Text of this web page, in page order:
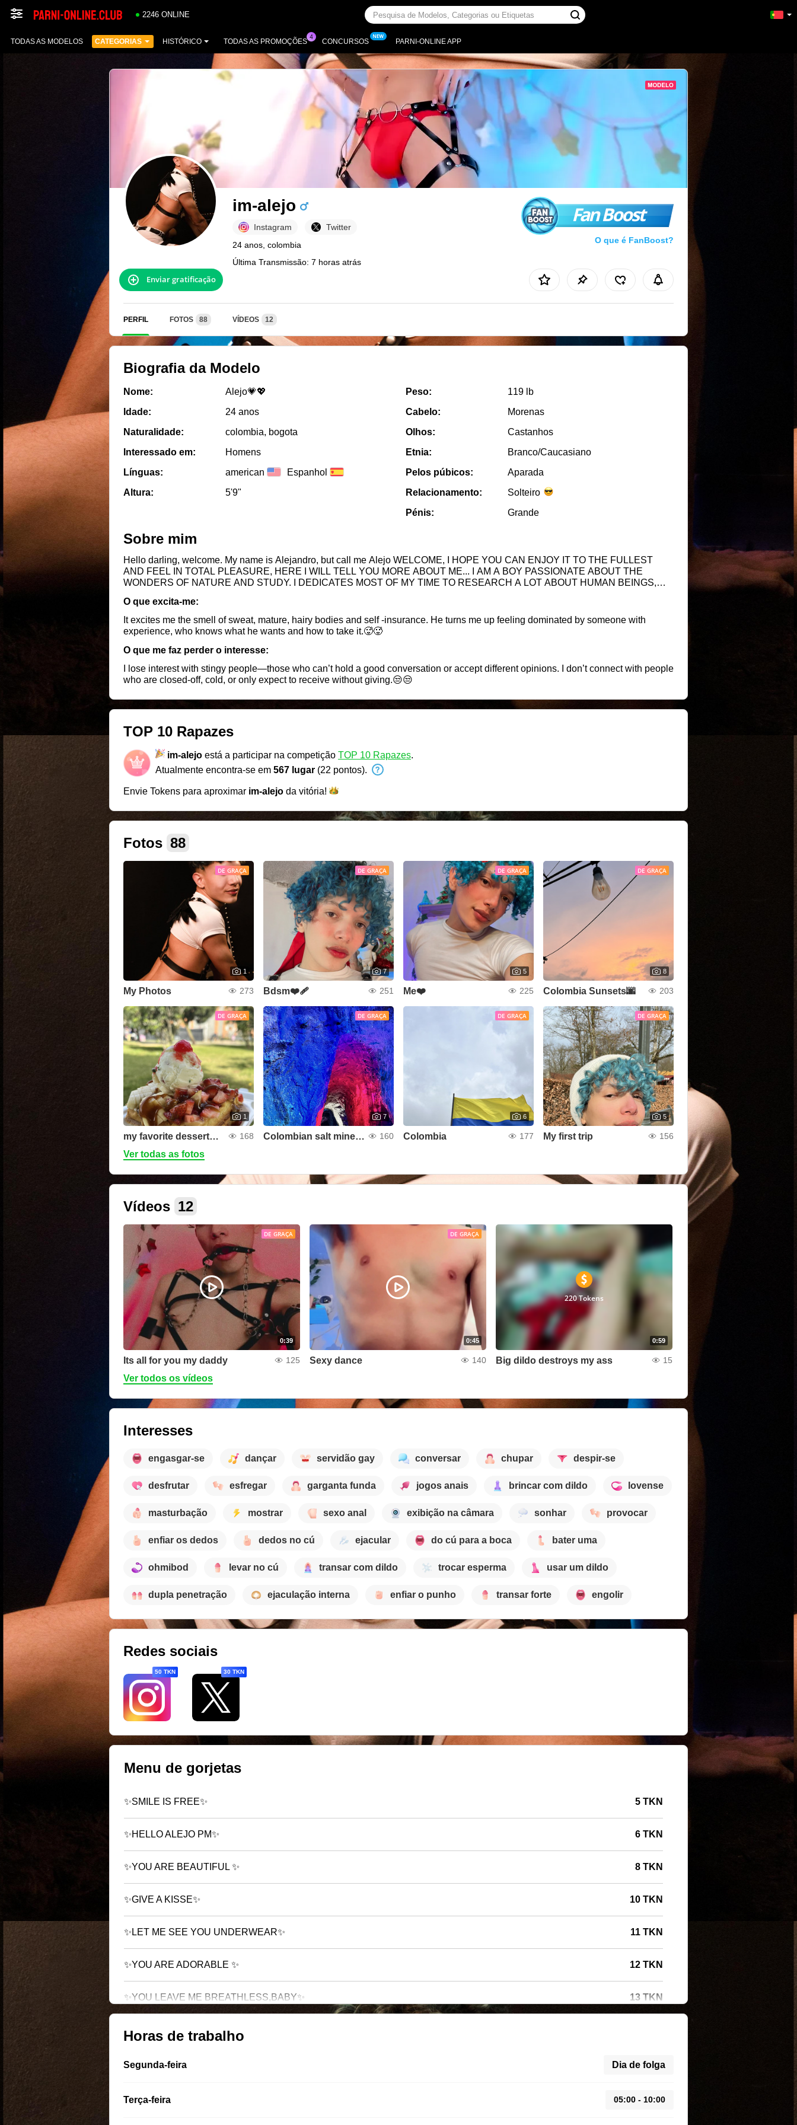
2246 ONLINE
TODAS AS MODELOS CATEGORIAS HISTÓRICO TODAS AS PROMOÇÕES CONCURSOS PARNI-ONLINE APP
im-alejo
Instagram
Twitter
24 anos, colombia
Última Transmissão: 7 horas atrás
Fan Boost
O que é FanBoost?
Enviar gratificação
PERFIL FOTOS 88 VÍDEOS 12
Biografia da Modelo
Nome:
Alejo💗💖
Idade:
24 anos
Naturalidade:
colombia, bogota
Interessado em:
Homens
Línguas:
american Espanhol
Altura: 5'9"
Peso:
119 lb
Cabelo:
Morenas
Olhos:
Castanhos
Etnia:
Branco/Caucasiano
Pelos púbicos:
Aparada
Relacionamento:
Solteiro
Pénis:
Grande
Sobre mim
Hello darling, welcome. My name is Alejandro, but call me Alejo WELCOME, I HOPE YOU CAN ENJOY IT TO THE FULLEST
AND FEEL IN TOTAL PLEASURE, HERE I WILL TELL YOU MORE ABOUT ME... I AM A BOY PASSIONATE ABOUT THE
WONDERS OF NATURE AND STUDY. I DEDICATES MOST OF MY TIME TO RESEARCH A LOT ABOUT HUMAN BEINGS,
FUN, I LIKE TO BE MADE LAUGH, SHARE A GOOD CONVERSATION AND KNOW A LITTLE MORE ABOUT YOU, I AM A
LOVER OF GOOD SEX, PLEASURE AND AN OPEN MIND, THEREFORE I HOPE YOU FEEL CONFIDENT AND ENCOURAGE
YOURSELF TO ENJOY A LITTLE!...
O que excita-me:
It excites me the smell of sweat, mature, hairy bodies and self -insurance. He turns me up feeling dominated by someone with
experience, who knows what he wants and how to take it.🥵🥵
O que me faz perder o interesse:
I lose interest with stingy people—those who can’t hold a good conversation or accept different opinions. I don’t connect with people
who are closed-off, cold, or only expect to receive without giving.😒😒
TOP 10 Rapazes
im-alejo está a participar na competição TOP 10 Rapazes.
Atualmente encontra-se em 567 lugar (22 pontos).
Envie Tokens para aproximar im-alejo da vitória!
Fotos 88
DE GRAÇA
1
My Photos 273
DE GRAÇA
7
Bdsm❤️‍🩹 251
DE GRAÇA
5
Me❤️ 225
DE GRAÇA
8
Colombia Sunsets🌆 203
DE GRAÇA
1
my favorite dessert🍨🥞 168
DE GRAÇA
7
Colombian salt mine ❤️ 160
DE GRAÇA
6
Colombia 177
DE GRAÇA
5
My first trip 156
Ver todas as fotos
Vídeos 12
DE GRAÇA
0:39
Its all for you my daddy 125
DE GRAÇA
0:45
Sexy dance 140
0:59
220 Tokens
Big dildo destroys my ass 15
Ver todos os vídeos
Interesses
engasgar-se dançar servidão gay conversar chupar despir-se
desfrutar esfregar garganta funda jogos anais brincar com dildo lovense
masturbação mostrar sexo anal exibição na câmara sonhar provocar
enfiar os dedos dedos no cú ejacular do cú para a boca bater uma
ohmibod levar no cú transar com dildo trocar esperma usar um dildo
dupla penetração ejaculação interna enfiar o punho transar forte engolir
Redes sociais
50 TKN 30 TKN
Menu de gorjetas
✨SMILE IS FREE✨ 5 TKN
✨HELLO ALEJO PM✨ 6 TKN
✨YOU ARE BEAUTIFUL ✨ 8 TKN
✨GIVE A KISSE✨ 10 TKN
✨LET ME SEE YOU UNDERWEAR✨ 11 TKN
✨YOU ARE ADORABLE ✨ 12 TKN
✨YOU LEAVE ME BREATHLESS,BABY✨ 13 TKN
Horas de trabalho
Segunda-feira Dia de folga
Terça-feira 05:00 - 10:00